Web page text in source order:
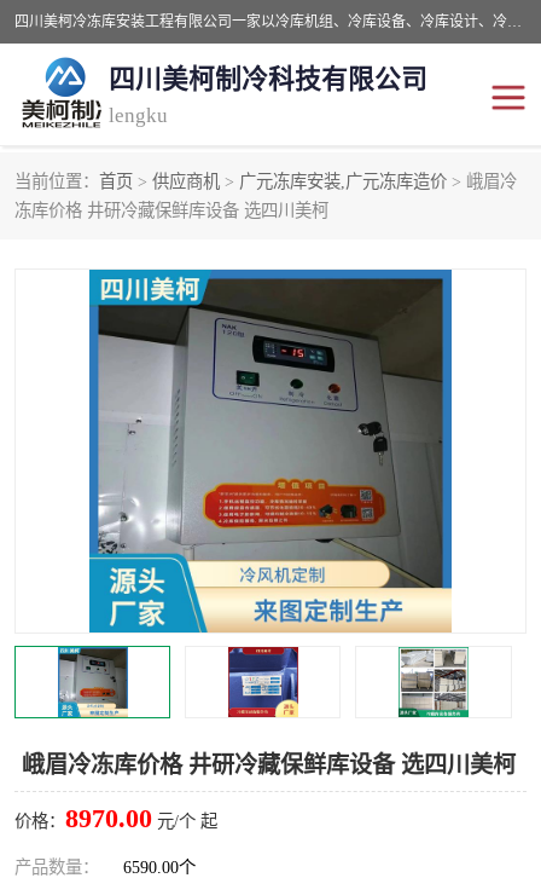
四川美柯冷冻库安装工程有限公司一家以冷库机组、冷库设备、冷库设计、冷冻库设备销售、冷库安装、冻库安装价格及技术服务为一体的综合企业，咨询热线：同等设备材料优惠10% 。公司各种类型安装组合式冷库、冷冻库、冷藏库、气调保鲜库、并提供成套设备供应、安装与调试、维护与维修、技术咨询、操作维修人员技术培训等
四川美柯制冷科技有限公司
lengku
当前位置： 首页 > 供应商机 > 广元冻库安装,广元冻库造价 > 峨眉冷
冻库价格 井研冷藏保鲜库设备 选四川美柯
峨眉冷冻库价格 井研冷藏保鲜库设备 选四川美柯
价格： 8970.00 元/个 起
产品数量： 6590.00个
冷库安装，冷库价格 四川冷库，四川冻库安装
成都冻库，成都冻库价格 绵阳冻库,绵阳保鲜冷库
德阳冻库安装，德阳冷库 广元冻库安装,广元冻库造
价
南充冻库设计,南充冻库安 遂宁冻库
资阳冻库，资阳冻库安装 泸州冻库，泸州冷库
乐山冻库,乐山保鲜冷库 自贡冻库组装
雅安冷库,雅安冻库 攀枝花冻库
烘干冷链 冻库安装，小型冻库造价
内江冷库，内江冻库 宜宾冷库，宜宾冻库设备